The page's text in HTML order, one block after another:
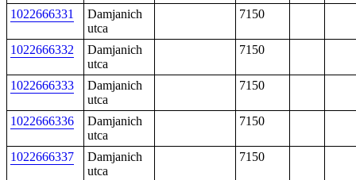
1022666331
Damjanich
utca
7150
1022666332
Damjanich
utca
7150
1022666333
Damjanich
utca
7150
1022666336
Damjanich
utca
7150
1022666337
Damjanich
utca
7150